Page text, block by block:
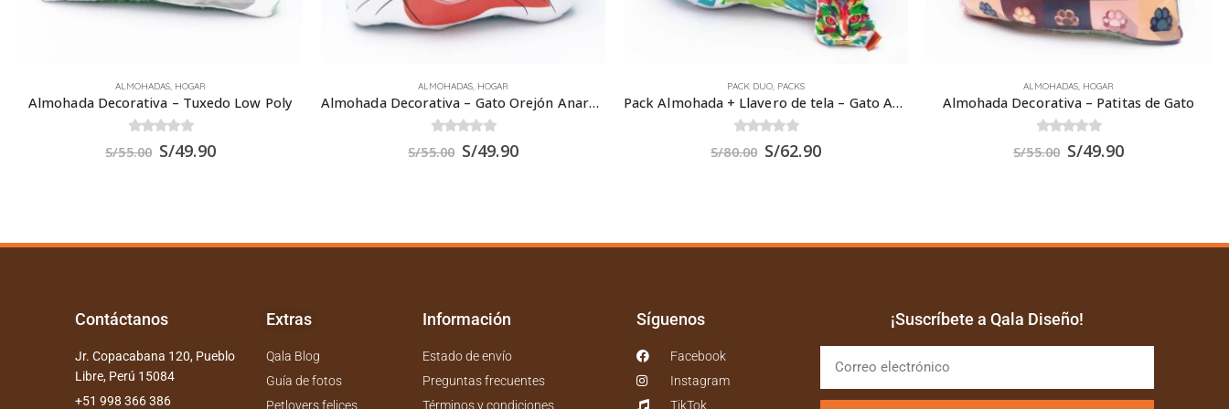
ALMOHADAS, HOGAR
Almohada Decorativa – Gato Orejón Anaranjado
out of 5
S/55.00 S/49.90
PACK DUO, PACKS
Pack Almohada + Llavero de tela – Gato Arcoiris
out of 5
S/80.00 S/62.90
ALMOHADAS ,HOGAR
Almohada Decorativa – Patitas de Gato
out of 5
S/55.00 S/49.90
HOGAR,POSAVASOS
out of 5
S/14.00
Contáctanos
Jr. Copacabana 120, Pueblo
Libre, Perú 15084
+51 998 366 386
Extras
Qala Blog
Guía de fotos
Petlovers felices
Información
Estado de envío
Preguntas frecuentes
Términos y condiciones
Síguenos
Facebook
Instagram
TikTok
¡Suscríbete a Qala Diseño!